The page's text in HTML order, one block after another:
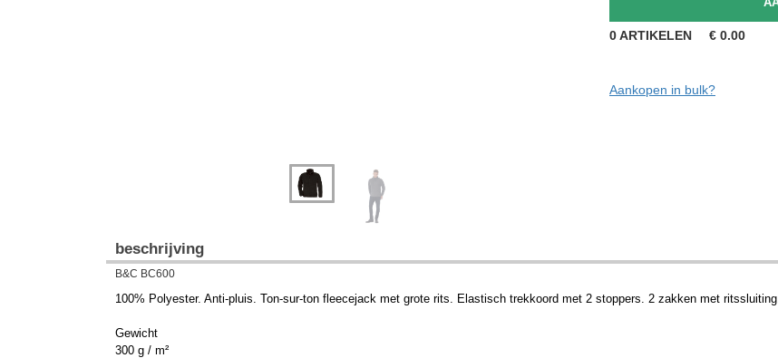
0ARTIKELEN € 0.00
Aankopen in bulk?
beschrijving
B&C BC600
100% Polyester. Anti-pluis. Ton-sur-ton fleecejack met grote rits. Elastisch trekkoord met 2 stoppers. 2 zakken met ritssluiting.
Gewicht
300 g / m²